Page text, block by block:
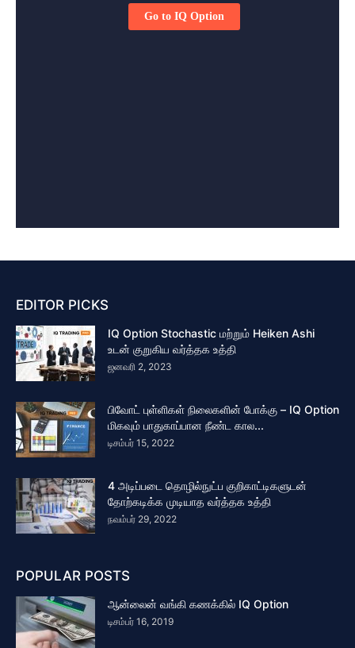
EDITOR PICKS
IQ Option Stochastic மற்றும் Heiken Ashi
உடன் குறுகிய வர்த்தக உத்தி
ஜனவரி 2, 2023
பிவோட் புள்ளிகள் நிலைகளின் போக்கு – IQ Option
மிகவும் பாதுகாப்பான நீண்ட கால...
டிசம்பர் 15, 2022
4 அடிப்படை தொழில்நுட்ப குறிகாட்டிகளுடன்
தோற்கடிக்க முடியாத வர்த்தக உத்தி
நவம்பர் 29, 2022
POPULAR POSTS
ஆன்லைன் வங்கி கணக்கில் IQ Option
டிசம்பர் 16, 2019